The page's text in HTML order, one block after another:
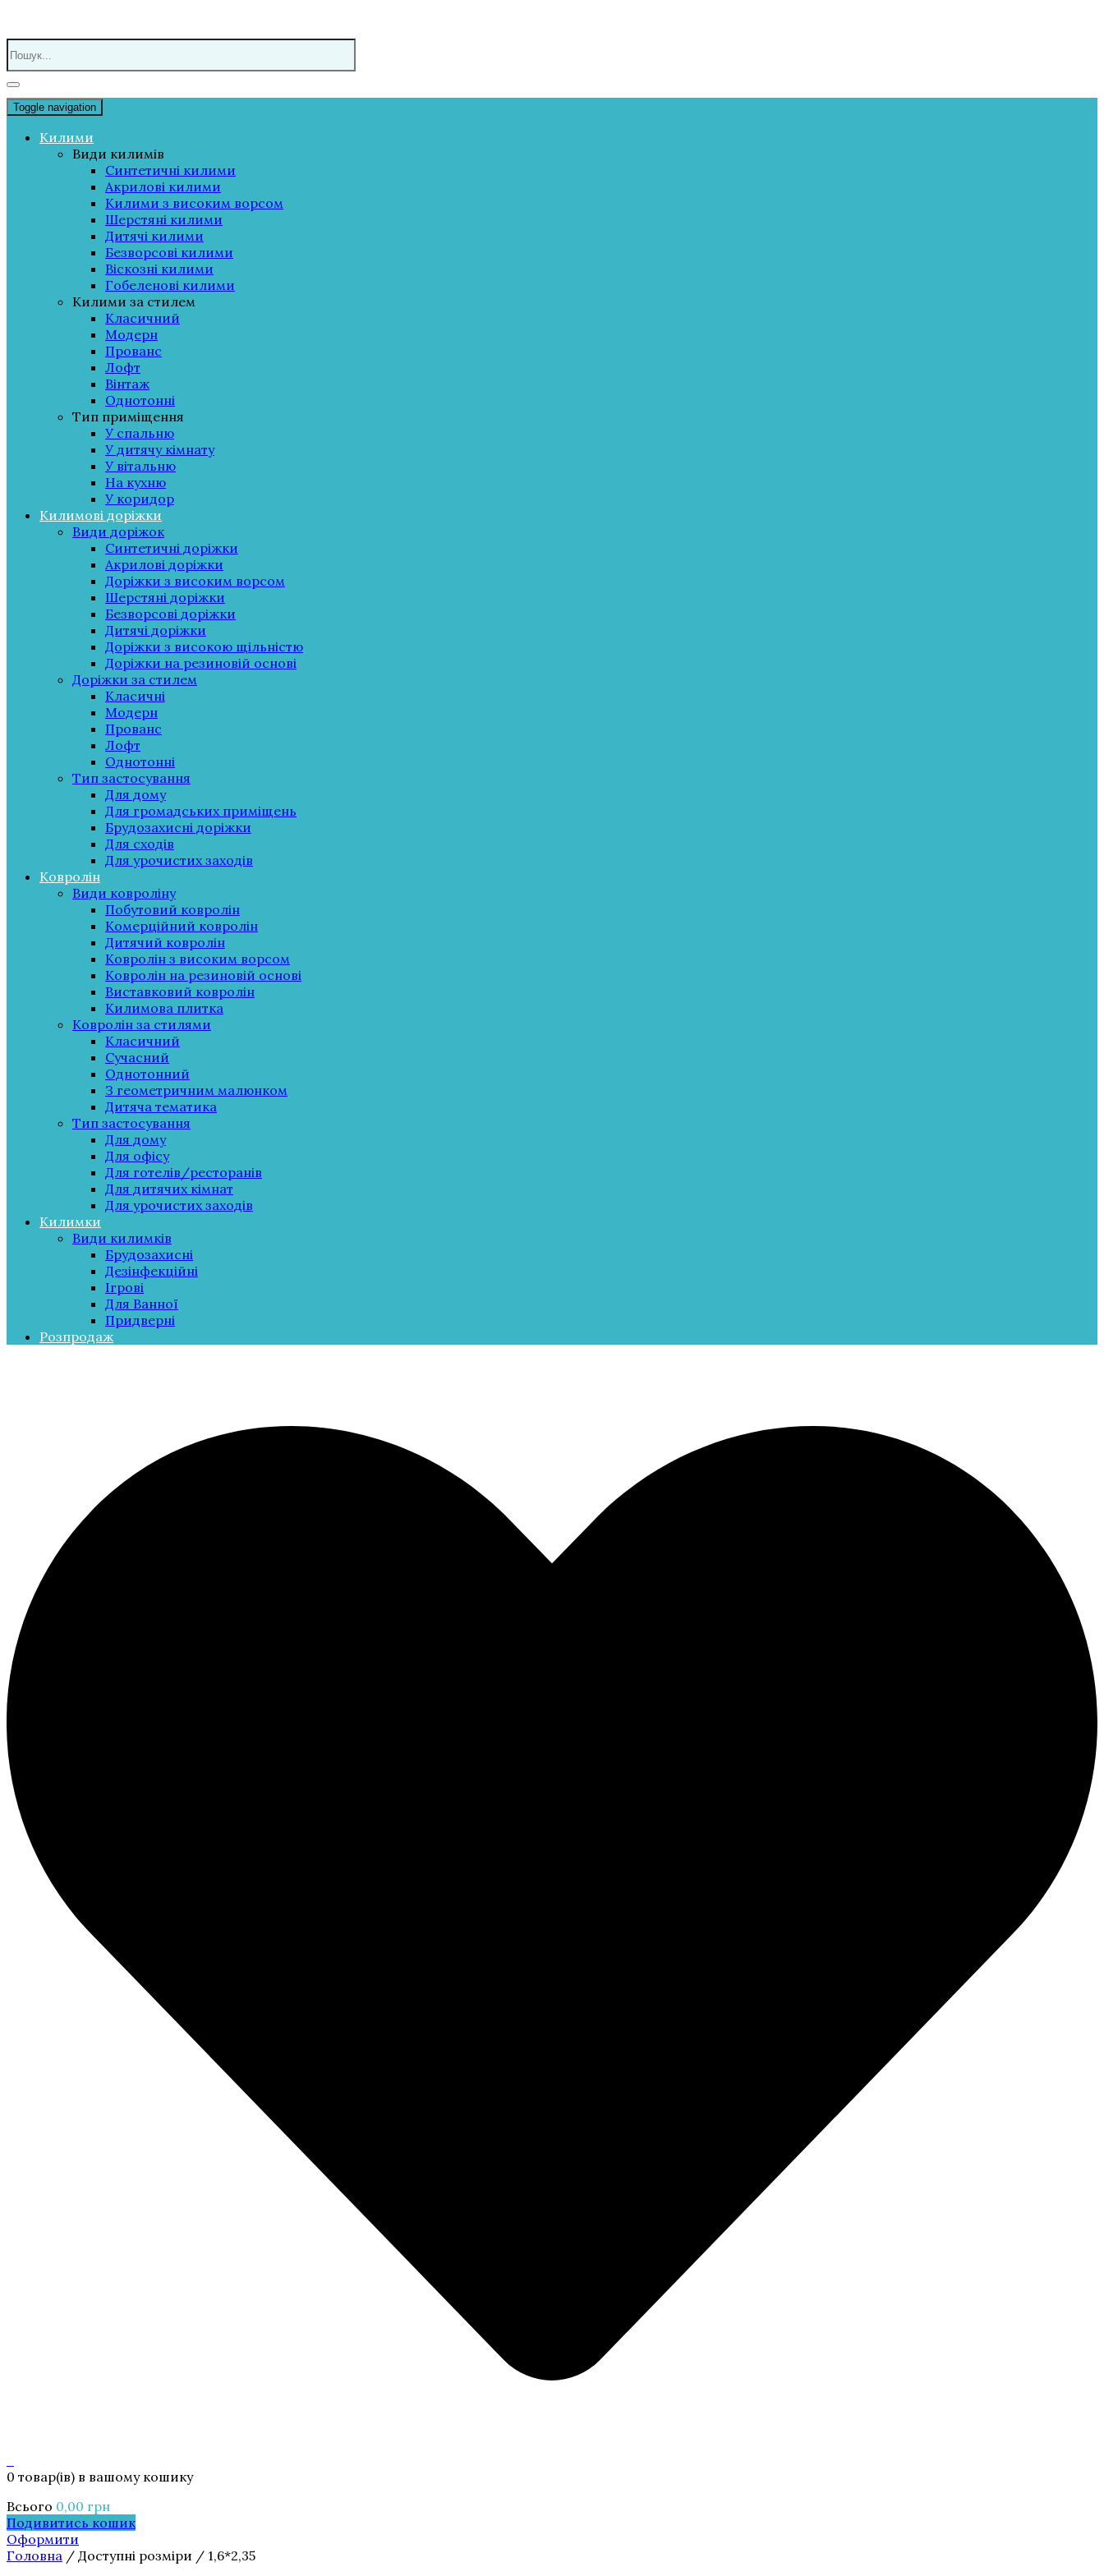
Toggle navigation
Килими
Види килимів
Синтетичні килими
Акрилові килими
Килими з високим ворсом
Шерстяні килими
Дитячі килими
Безворсові килими
Віскозні килими
Гобеленові килими
Килими за стилем
Класичний
Модерн
Прованс
Лофт
Вінтаж
Однотонні
Тип приміщення
У спальню
У дитячу кімнату
У вітальню
На кухню
У коридор
Килимові доріжки
Види доріжок
Синтетичні доріжки
Акрилові доріжки
Доріжки з високим ворсом
Шерстяні доріжки
Безворсові доріжки
Дитячі доріжки
Доріжки з високою щільністю
Доріжки на резиновій основі
Доріжки за стилем
Класичні
Модерн
Прованс
Лофт
Однотонні
Тип застосування
Для дому
Для громадських приміщень
Брудозахисні доріжки
Для сходів
Для урочистих заходів
Ковролін
Види ковроліну
Побутовий ковролін
Комерційний ковролін
Дитячий ковролін
Ковролін з високим ворсом
Ковролін на резиновій основі
Виставковий ковролін
Килимова плитка
Ковролін за стилями
Класичний
Сучасний
Однотонний
З геометричним малюнком
Дитяча тематика
Тип застосування
Для дому
Для офісу
Для готелів/ресторанів
Для дитячих кімнат
Для урочистих заходів
Килимки
Види килимків
Брудозахисні
Дезінфекційні
Ігрові
Для Ванної
Придверні
Розпродаж
0 товар(ів) в вашому кошику
Всього 0,00 грн
Подивитись кошик
Оформити
Головна / Доступні розміри / 1,6*2,35